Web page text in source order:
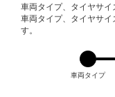
VARIATIONS
車両タイプ、タイヤサイ
車両タイプ、タイヤサ
す。
車両タイプ